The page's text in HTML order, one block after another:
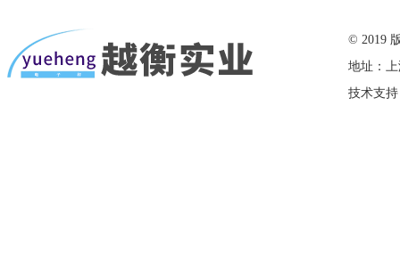
© 2019
地址：
技术支